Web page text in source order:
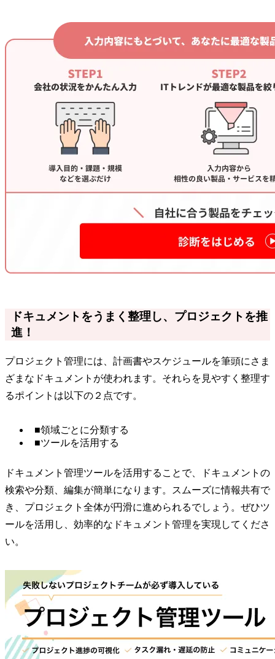
ドキュメントをうまく整理し、プロジェクトを推
進！
プロジェクト管理には、計画書やスケジュールを筆頭にさま
ざまなドキュメントが使われます。それらを見やすく整理す
るポイントは以下の２点です。
■領域ごとに分類する
■ツールを活用する
ドキュメント管理ツールを活用することで、ドキュメントの
検索や分類、編集が簡単になります。スムーズに情報共有で
き、プロジェクト全体が円滑に進められるでしょう。ぜひツ
ールを活用し、効率的なドキュメント管理を実現してくださ
い。